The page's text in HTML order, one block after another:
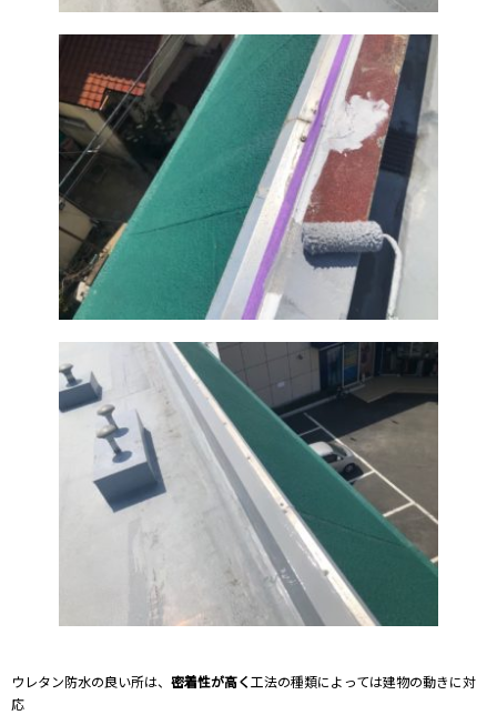
ウレタン防水の良い所は、 密着性が高く工法の種類によっては建物の動きに対
応